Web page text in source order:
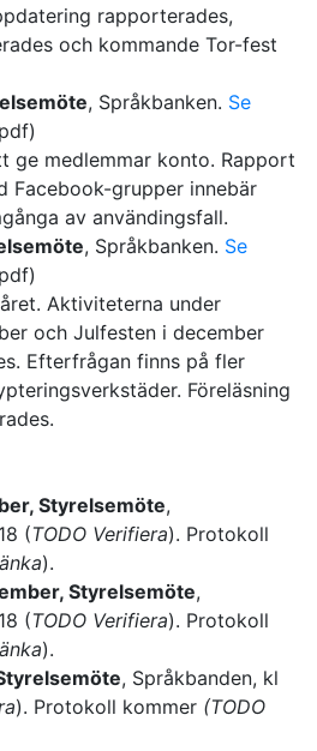
rapporterades,
och kommande Tor-fest
, Språkbanken. Se
ge medlemmar konto. Rapport
Facebook-grupper innebär
av användingsfall.
, Språkbanken. Se
Aktiviteterna under
och Julfesten i december
Efterfrågan finns på fler
Föreläsning
Styrelsemöte,
(TODO Verifiera). Protokoll
).
Styrelsemöte,
(TODO Verifiera). Protokoll
).
, Språkbanden, kl
). Protokoll kommer (TODO